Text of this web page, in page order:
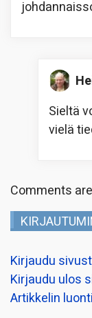
Sieltä
vielä
Comments
Kirjaudu
Kirjaudu ulos
Artikkelin luonti